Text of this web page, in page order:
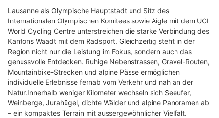
Lausanne als Olympische Hauptstadt und Sitz des
Internationalen Olympischen Komitees sowie Aigle mit dem UCI
World Cycling Centre unterstreichen die starke Verbindung des
Kantons Waadt mit dem Radsport. Gleichzeitig steht in der
Region nicht nur die Leistung im Fokus, sondern auch das
genussvolle Entdecken. Ruhige Nebenstrassen, Gravel-Routen,
Mountainbike-Strecken und alpine Pässe ermöglichen
individuelle Erlebnisse fernab vom Verkehr und nah an der
Natur.Innerhalb weniger Kilometer wechseln sich Seeufer,
Weinberge, Jurahügel, dichte Wälder und alpine Panoramen ab
– ein kompaktes Terrain mit aussergewöhnlicher Vielfalt.